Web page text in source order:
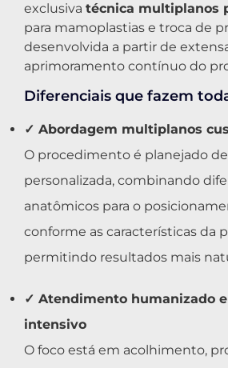
exclusiva técnica multiplanos
para mamoplastias e troca de
desenvolvida a partir de
aprimoramento contínuo do
Diferenciais que fazem
✓ Abordagem multiplanos
O procedimento é planejado
personalizada, combinando
anatômicos para o
conforme as características da
permitindo resultados mais
✓ Atendimento humanizado
intensivo
O foco está em acolhimento,